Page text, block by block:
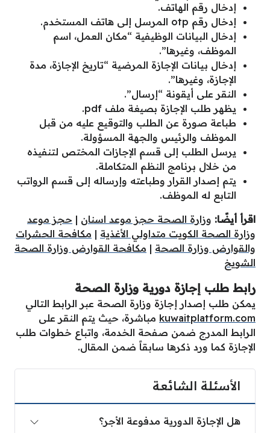
إدخال رقم الهاتف.
إدخال رقم otp المرسل إلى هاتف المستخدم.
إدخال البيانات الوظيفية “مكان العمل، اسم
الموظف، وغيرها”.
إدخال بيانات الإجازة المرضية “تاريخ الإجازة، مدة
الإجازة، وغيرها”.
النقر على أيقونة “إرسال”.
يظهر طلب الإجازة بصيغة ملف pdf.
طباعة صورة عن الطلب والتوقيع عليه من قبل
الموظف والرئيس والجهة المسؤولة.
يرسل الطلب إلى قسم الإجازات المختص لتنفيذه
من خلال برنامج النظم المتكاملة.
يتم إصدار القرار وطباعته وإرساله إلى قسم الرواتب
التابع له الموظف.
اقرأ أيضًا: وزارة الصحة حجز موعد اسنان | حجز موعد
وزارة الصحة الكويت متداولي الأغذية | مكافحة الحشرات
والقوارض وزارة الصحة | مكافحة القوارض وزارة الصحة
الشويخ
رابط طلب إجازة دورية وزارة الصحة
يمكن طلب إصدار إجازة وزارة الصحة عبر الرابط التالي
kuwaitplatform.com مباشرة، حيث يتم النقر على
الرابط المدرج ضمن صفحة الخدمة، واتباع خطوات طلب
الإجازة كما ورد ذكرها سابقاً ضمن المقال.
الأسئلة الشائعة
هل الإجازة الدورية مدفوعة الأجر؟